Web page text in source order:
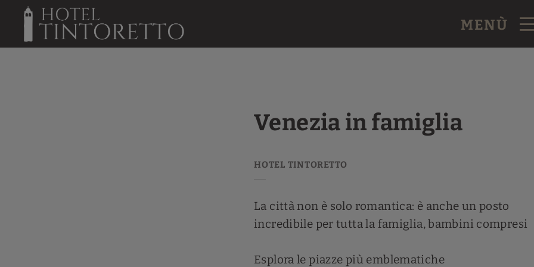
MENÙ
Venezia In Famiglia dell´ Hotel Tintoretto a Venezia. Sito Ufficiale.
Venezia in famiglia
La città non è solo romantica: è anche un posto
incredibile per tutta la famiglia, bambini compresi
Esplora le piazze più emblematiche